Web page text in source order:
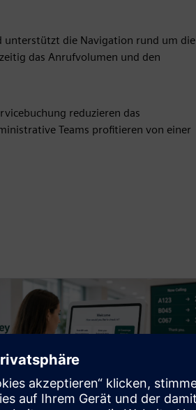
unterstützt die Navigation rund um die
das Anrufvolumen und den
reduzieren das
Teams profitieren von einer